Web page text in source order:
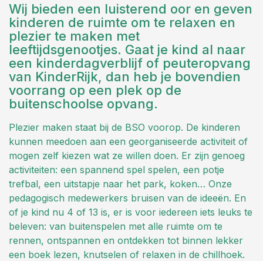
Wij bieden een luisterend oor en geven
kinderen de ruimte om te relaxen en
plezier te maken met
leeftijdsgenootjes. Gaat je kind al naar
een kinderdagverblijf of peuteropvang
van KinderRijk, dan heb je bovendien
voorrang op een plek op de
buitenschoolse opvang.
Plezier maken staat bij de BSO voorop. De kinderen
kunnen meedoen aan een georganiseerde activiteit of
mogen zelf kiezen wat ze willen doen. Er zijn genoeg
activiteiten: een spannend spel spelen, een potje
trefbal, een uitstapje naar het park, koken… Onze
pedagogisch medewerkers bruisen van de ideeën. En
of je kind nu 4 of 13 is, er is voor iedereen iets leuks te
beleven: van buitenspelen met alle ruimte om te
rennen, ontspannen en ontdekken tot binnen lekker
een boek lezen, knutselen of relaxen in de chillhoek.